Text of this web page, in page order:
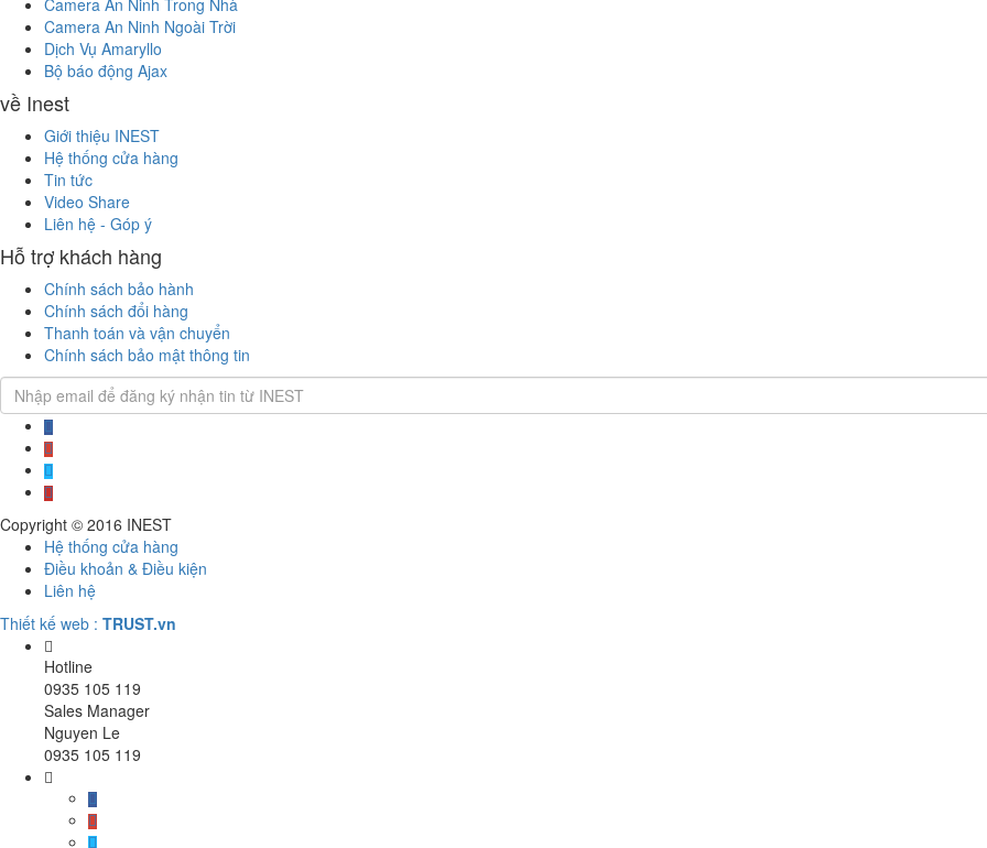
Camera An Ninh Trong Nhà
Camera An Ninh Ngoài Trời
Dịch Vụ Amaryllo
Bộ báo động Ajax
về Inest
Giới thiệu INEST
Hệ thống cửa hàng
Tin tức
Video Share
Liên hệ - Góp ý
Hỗ trợ khách hàng
Chính sách bảo hành
Chính sách đổi hàng
Thanh toán và vận chuyển
Chính sách bảo mật thông tin
Copyright © 2016 INEST
Hệ thống cửa hàng
Điều khoản & Điều kiện
Liên hệ
Thiết kế web : TRUST.vn
Hotline
0935 105 119
Sales Manager
Nguyen Le
0935 105 119